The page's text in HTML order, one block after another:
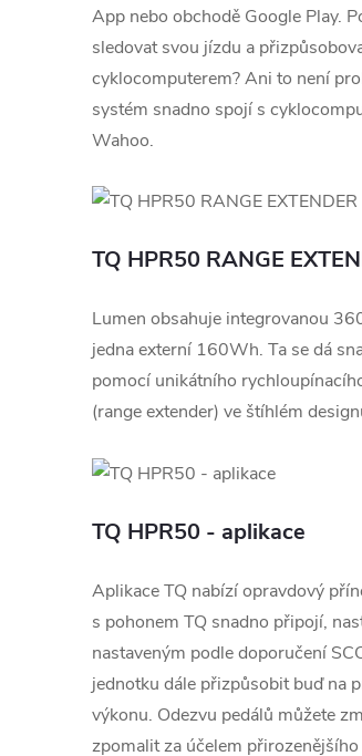
App nebo obchodě Google Play.
sledovat svou jízdu a
cyklocomputerem? Ani to není
systém snadno spojí s
Wahoo.
TQ HPR50 RANGE
Lumen obsahuje integrovanou
jedna externí 160Wh. Ta se dá
pomocí unikátního
(range extender) ve štíhlém
TQ HPR50 - aplikace
Aplikace TQ nabízí opravdový
s pohonem TQ snadno připojí,
nastaveným podle doporučení
jednotku dále přizpůsobit buď na
výkonu. Odezvu pedálů můžete
zpomalit za účelem